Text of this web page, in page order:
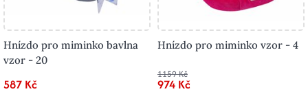
Hnízdo pro miminko bavlna
vzor - 20
587 Kč
Hnízdo pro miminko vzor - 4
1159 Kč
974 Kč